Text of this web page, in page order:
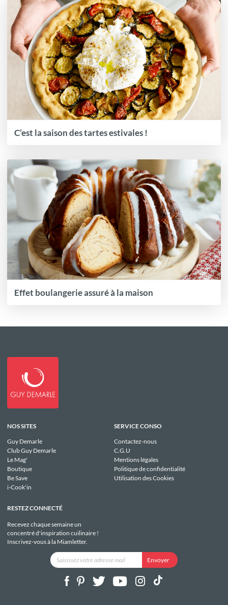
C’est la saison des tartes estivales !
Effet boulangerie assuré à la maison
NOS SITES
Guy Demarle
Club Guy Demarle
Le Mag'
Boutique
Be Save
i-Cook'in
SERVICE CONSO
Contactez-nous
C.G.U
Mentions légales
Politique de confidentialité
Utilisation des Cookies
RESTEZ CONNECTÉ
Recevez chaque semaine un
concentré d'inspiration cuilinaire !
Inscrivez-vous à la Miamletter.